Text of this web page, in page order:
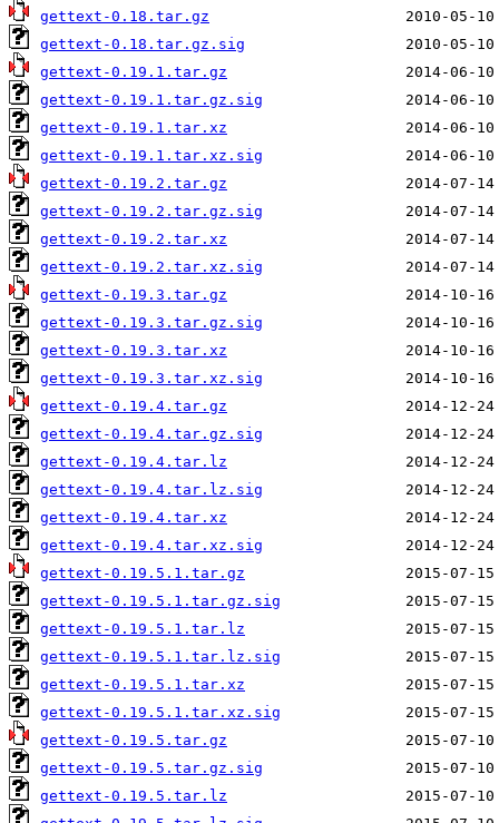
gettext-0.18.tar.gz
gettext-0.18.tar.gz.sig
gettext-0.19.1.tar.gz
gettext-0.19.1.tar.gz.sig
gettext-0.19.1.tar.xz
gettext-0.19.1.tar.xz.sig
gettext-0.19.2.tar.gz
gettext-0.19.2.tar.gz.sig
gettext-0.19.2.tar.xz
gettext-0.19.2.tar.xz.sig
gettext-0.19.3.tar.gz
gettext-0.19.3.tar.gz.sig
gettext-0.19.3.tar.xz
gettext-0.19.3.tar.xz.sig
gettext-0.19.4.tar.gz
gettext-0.19.4.tar.gz.sig
gettext-0.19.4.tar.lz
gettext-0.19.4.tar.lz.sig
gettext-0.19.4.tar.xz
gettext-0.19.4.tar.xz.sig
gettext-0.19.5.1.tar.gz
gettext-0.19.5.1.tar.gz.sig
gettext-0.19.5.1.tar.lz
gettext-0.19.5.1.tar.lz.sig
gettext-0.19.5.1.tar.xz
gettext-0.19.5.1.tar.xz.sig
gettext-0.19.5.tar.gz
gettext-0.19.5.tar.gz.sig
gettext-0.19.5.tar.lz